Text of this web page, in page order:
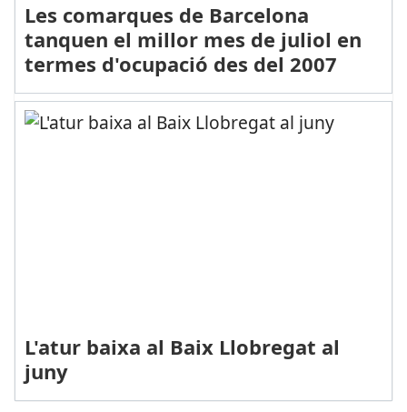
Les comarques de Barcelona
tanquen el millor mes de juliol en
termes d'ocupació des del 2007
L'atur baixa al Baix Llobregat al
juny